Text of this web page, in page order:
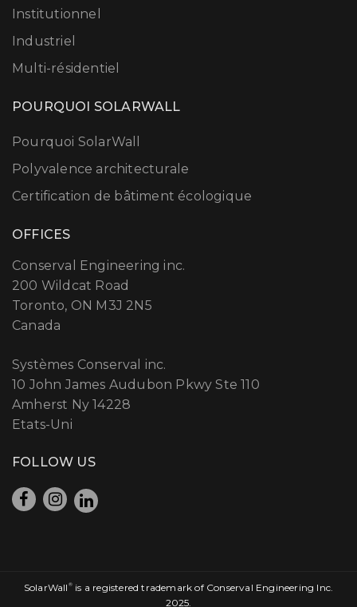
Institutionnel
Industriel
Multi-résidentiel
POURQUOI SOLARWALL
Pourquoi SolarWall
Polyvalence architecturale
Certification de bâtiment écologique
OFFICES
Conserval Engineering inc.
200 Wildcat Road
Toronto, ON M3J 2N5
Canada
Systèmes Conserval inc.
10 John James Audubon Pkwy Ste 110
Amherst Ny 14228
Etats-Uni
FOLLOW US
SolarWall ®is a registered trademark of Conserval Engineering Inc.
2025.